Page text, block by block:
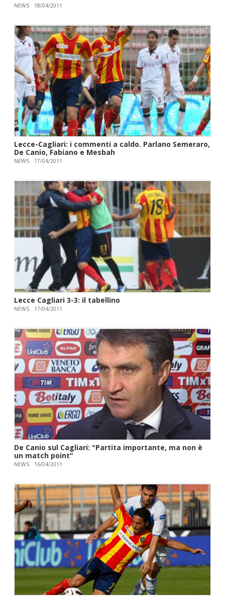
NEWS 18/04/2011
Lecce-Cagliari: i commenti a caldo. Parlano Semeraro,
De Canio, Fabiano e Mesbah
NEWS 17/04/2011
Lecce Cagliari 3-3: il tabellino
NEWS 17/04/2011
De Canio sul Cagliari: "Partita importante, ma non è
un match point"
NEWS 16/04/2011